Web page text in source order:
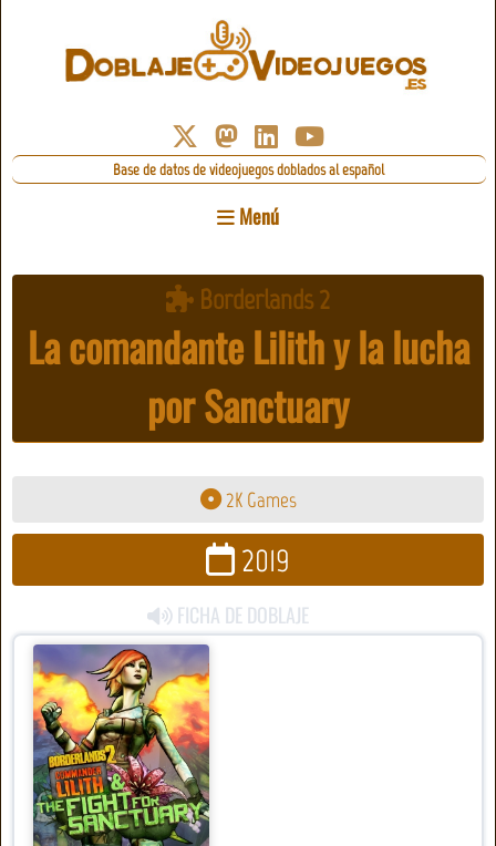
Base de datos de videojuegos doblados al español
Menú
Borderlands 2
La comandante Lilith y la lucha
por Sanctuary
2K Games
2019
FICHA DE DOBLAJE